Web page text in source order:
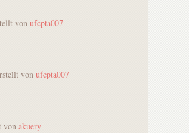
von ufcpta007
von ufcpta007
von akuery